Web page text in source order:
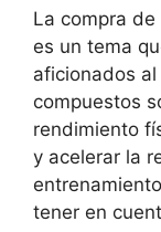
La compra
es un tema
aficionados
compuestos
rendimiento
y acelerar la
tener en